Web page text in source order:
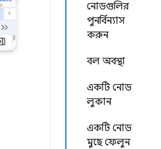
নোডগুলির
পুনর্বিন্যাস
করুন
বল অবস্থা
একটি নোড
লুকান
একটি নোড
মুছে ফেলুন